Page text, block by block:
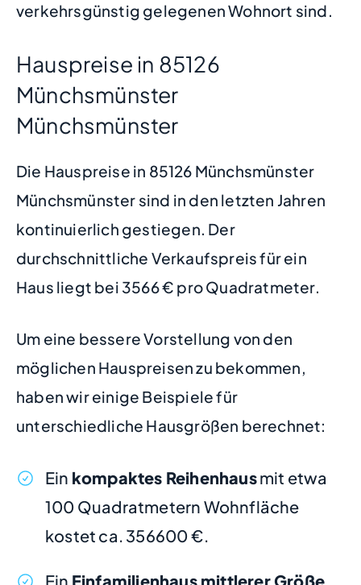
verkehrsgünstig gelegenen Wohnort sind.
Hauspreise in 85126
Münchsmünster
Münchsmünster
Die Hauspreise in 85126 Münchsmünster
Münchsmünster sind in den letzten Jahren
kontinuierlich gestiegen. Der
durchschnittliche Verkaufspreis für ein
Haus liegt bei 3566 € pro Quadratmeter.
Um eine bessere Vorstellung von den
möglichen Hauspreisen zu bekommen,
haben wir einige Beispiele für
unterschiedliche Hausgrößen berechnet:
Ein kompaktes Reihenhausmit etwa
100 Quadratmetern Wohnfläche
kostet ca. 356600 €.
Ein Einfamilienhaus mittlerer Größe